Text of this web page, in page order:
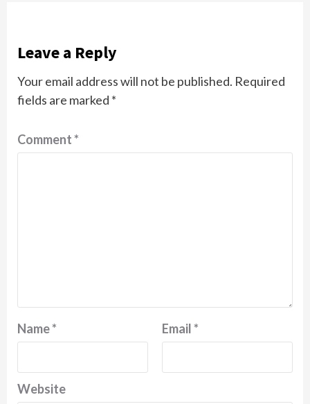
Leave a Reply
Your email address will not be published. Required
fields are marked *
Comment*
Name* Email*
Website